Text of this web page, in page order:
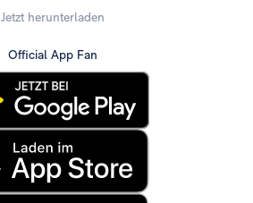
Jetzt herunterladen
Official App Fan